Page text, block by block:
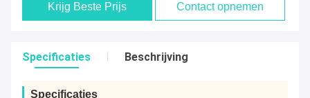
Krijg Beste Prijs Contact opnemen
Specificaties Beschrijving
Specificaties